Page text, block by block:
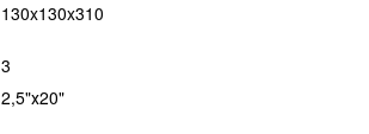
130x130x310
3
2,5"х20"